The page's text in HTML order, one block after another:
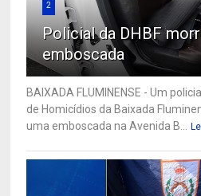
2
Policial da DHBF
emboscada
BAIXADA FLUMINENSE - Um
de Homicídios da Baixada
uma emboscada na Avenida B...